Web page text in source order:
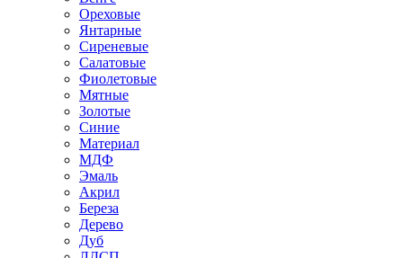
Ореховые
Янтарные
Сиреневые
Салатовые
Фиолетовые
Мятные
Золотые
Синие
Материал
МДФ
Эмаль
Акрил
Береза
Дерево
Дуб